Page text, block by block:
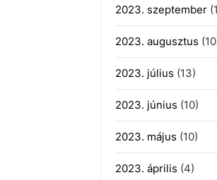
2023. szeptember
2023. augusztus
2023. július (13)
2023. június (10)
2023. május (10)
2023. április (4)